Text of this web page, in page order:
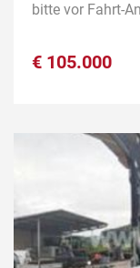
bitte vor Fahrt-
€ 105.000